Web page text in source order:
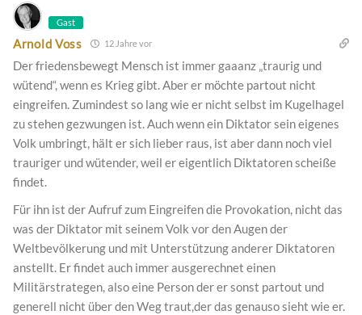
Gast
Arnold Voss 12 Jahre vor
Der friedensbewegt Mensch ist immer gaaanz „traurig und
wütend“, wenn es Krieg gibt. Aber er möchte partout nicht
eingreifen. Zumindest so lang wie er nicht selbst im Kugelhagel
zu stehen gezwungen ist. Auch wenn ein Diktator sein eigenes
Volk umbringt, hält er sich lieber raus, ist aber dann noch viel
trauriger und wütender, weil er eigentlich Diktatoren scheiße
findet.
Für ihn ist der Aufruf zum Eingreifen die Provokation, nicht das
was der Diktator mit seinem Volk vor den Augen der
Weltbevölkerung und mit Unterstützung anderer Diktatoren
anstellt. Er findet auch immer ausgerechnet einen
Militärstrategen, also eine Person der er sonst partout und
generell nicht über den Weg traut,der das genauso sieht wie er.